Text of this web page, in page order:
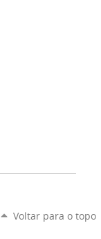
Voltar para o topo